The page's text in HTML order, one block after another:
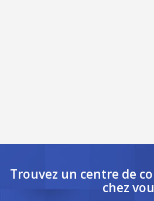
Trouvez un centre de
chez